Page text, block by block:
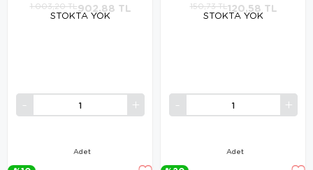
STOKTA YOK
Adet
902,88 TL
1.003,20 TL
STOKTA YOK
Adet
120,58 TL
150,73 TL